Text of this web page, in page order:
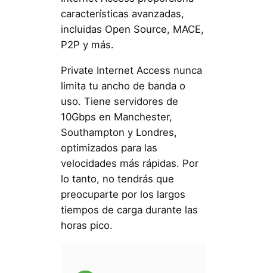
características avanzadas,
incluidas Open Source, MACE,
P2P y más.
Private Internet Access nunca
limita tu ancho de banda o
uso. Tiene servidores de
10Gbps en Manchester,
Southampton y Londres,
optimizados para las
velocidades más rápidas. Por
lo tanto, no tendrás que
preocuparte por los largos
tiempos de carga durante las
horas pico.